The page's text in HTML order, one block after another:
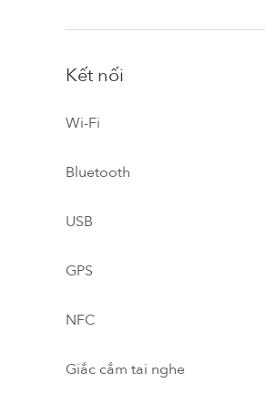
Kết nối
Wi-Fi
Bluetooth
USB
GPS
NFC
Giắc cắm tai nghe